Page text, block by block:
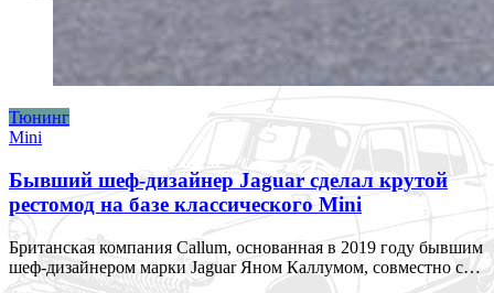
Тюнинг
Mini
Бывший шеф-дизайнер Jaguar сделал крутой
рестомод на базе классического Mini
Британская компания Callum, основанная в 2019 году бывшим
шеф-дизайнером марки Jaguar Яном Каллумом, совместно с…